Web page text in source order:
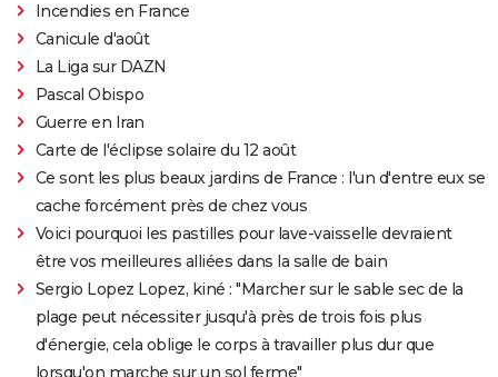
Incendies en France
Canicule d'août
La Liga sur DAZN
Pascal Obispo
Guerre en Iran
Carte de l'éclipse solaire du 12 août
Ce sont les plus beaux jardins de France : l'un d'entre eux se
cache forcément près de chez vous
Voici pourquoi les pastilles pour lave-vaisselle devraient
être vos meilleures alliées dans la salle de bain
Sergio Lopez Lopez, kiné : "Marcher sur le sable sec de la
plage peut nécessiter jusqu'à près de trois fois plus
d'énergie, cela oblige le corps à travailler plus dur que